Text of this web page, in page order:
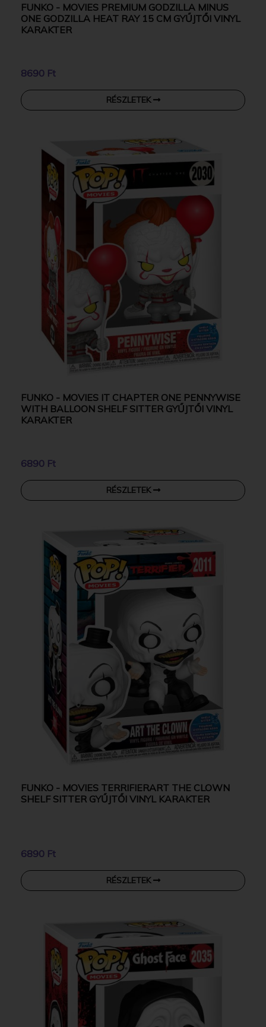
FUNKO - MOVIES PREMIUM GODZILLA MINUS
ONE GODZILLA HEAT RAY 15 CM GYŰJTŐI VINYL
KARAKTER
8690 Ft
RÉSZLETEK
FUNKO - MOVIES IT CHAPTER ONE PENNYWISE
WITH BALLOON SHELF SITTER GYŰJTŐI VINYL
KARAKTER
6890 Ft
RÉSZLETEK
FUNKO - MOVIES TERRIFIERART THE CLOWN
SHELF SITTER GYŰJTŐI VINYL KARAKTER
6890 Ft
RÉSZLETEK